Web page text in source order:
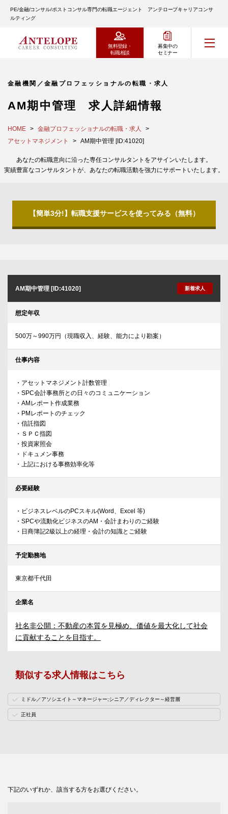
PE/金融/コンサル/ポストコンサル専門の転職エージェント アンテロープキャリアコンサ
ルティング
無料登録・
転職相談
募集中の
セミナー
金融機関／金融プロフェッショナルの転職・求人
AM期中管理 求人詳細情報
HOME
金融プロフェッショナルの転職・求人
アセットマネジメント
AM期中管理 [ID:41020]
あなたの転職意向に沿った専任コンサルタントをアサインいたします。
実績豊富なコンサルタントが、あなたの転職活動を強力にサポートいたします。
【簡単3分!】転職支援サービスを使ってみる（無料）
AM期中管理 [ID:41020] 新着求人
想定年収
500万～990万円（現職収入、経験、能力により勘案）
仕事内容
・アセットマネジメント計数管理
・SPC会計事務所との日々のコミュニケーション
・AMレポート作成業務
・PMレポートのチェック
・信託指図
・ＳＰＣ指図
・投資家照会
・ドキュメン事務
・上記における事務効率化等
必要経験
・ビジネスレベルのPCスキル(Word、Excel 等)
・SPCや流動化ビジネスのAM・会計まわりのご経験
・日商簿記2級以上の経理・会計の知識とご経験
予定勤務地
東京都千代田
企業名
社名非公開：不動産の本質を見極め、価値を最大化して社会
に貢献することを目指す。
類似する求人情報はこちら
ミドル／アソシエイト～マネージャー;シニア／ディレクター～経営層
正社員
下記のいずれか、該当する方をお選びください。